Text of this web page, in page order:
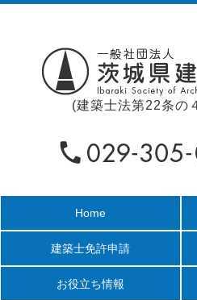
(建築士法第22条の
Home
建築士免許申請
お役立ち情報